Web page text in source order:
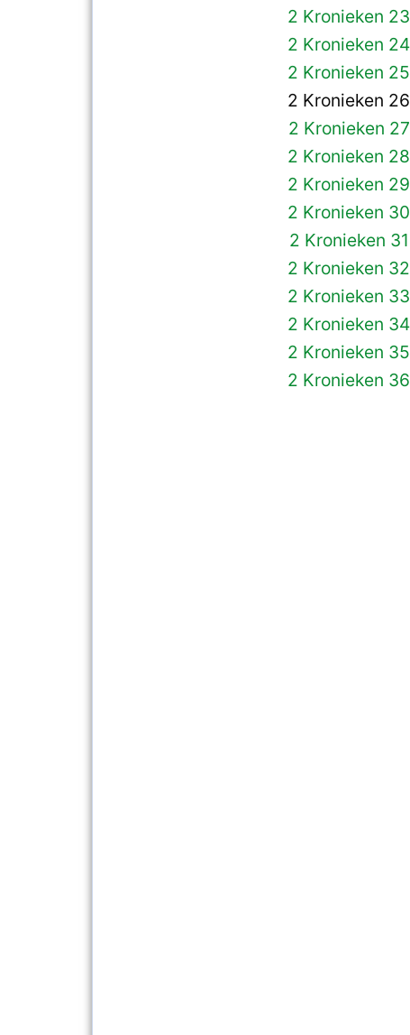
2 Kronieken 23
2 Kronieken 24
2 Kronieken 25
2 Kronieken 26
2 Kronieken 27
2 Kronieken 28
2 Kronieken 29
2 Kronieken 30
2 Kronieken 31
2 Kronieken 32
2 Kronieken 33
2 Kronieken 34
2 Kronieken 35
2 Kronieken 36